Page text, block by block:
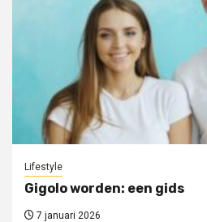
Lifestyle
Gigolo worden: een gids
7 januari 2026